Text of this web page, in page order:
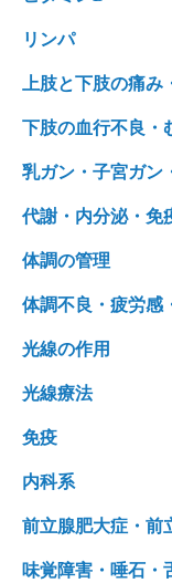
リンパ
上肢と下肢の痛
下肢の血行不良・
乳ガン・子宮ガン
代謝・内分泌・免
体調の管理
体調不良・疲労感
光線の作用
光線療法
免疫
内科系
前立腺肥大症・前
味覚障害・唾石・